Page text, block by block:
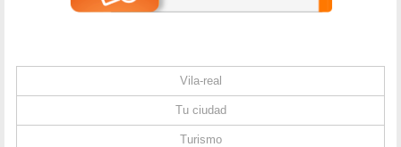
Vila-real
Tu ciudad
Turismo